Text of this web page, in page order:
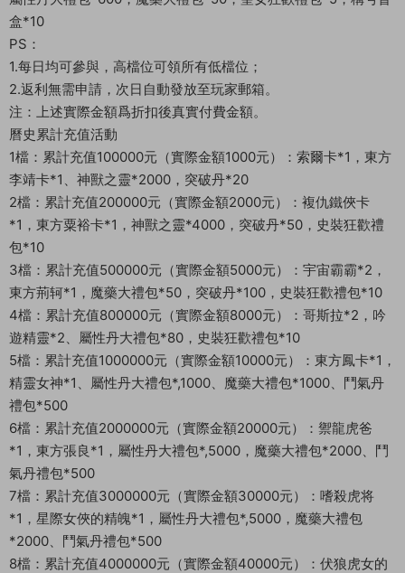
盒*10
PS：
1.每日均可參與，高檔位可領所有低檔位；
2.返利無需申請，次日自動發放至玩家郵箱。
注：上述實際金額爲折扣後真實付費金額。
曆史累計充值活動
1檔：累計充值100000元（實際金額1000元）：索爾卡*1，東方
李靖卡*1、神獸之靈*2000，突破丹*20
2檔：累計充值200000元（實際金額2000元）：複仇鐵俠卡
*1，東方粟裕卡*1，神獸之靈*4000，突破丹*50，史裝狂歡禮
包*10
3檔：累計充值500000元（實際金額5000元）：宇宙霸霸*2，
東方荊轲*1，魔藥大禮包*50，突破丹*100，史裝狂歡禮包*10
4檔：累計充值800000元（實際金額8000元）：哥斯拉*2，吟
遊精靈*2、屬性丹大禮包*80，史裝狂歡禮包*10
5檔：累計充值1000000元（實際金額10000元）：東方鳳卡*1，
精靈女神*1、屬性丹大禮包*,1000、魔藥大禮包*1000、鬥氣丹
禮包*500
6檔：累計充值2000000元（實際金額20000元）：禦龍虎爸
*1，東方張良*1，屬性丹大禮包*,5000，魔藥大禮包*2000、鬥
氣丹禮包*500
7檔：累計充值3000000元（實際金額30000元）：嗜殺虎将
*1，星際女俠的精魄*1，屬性丹大禮包*,5000，魔藥大禮包
*2000、鬥氣丹禮包*500
8檔：累計充值4000000元（實際金額40000元）：伏狼虎女的